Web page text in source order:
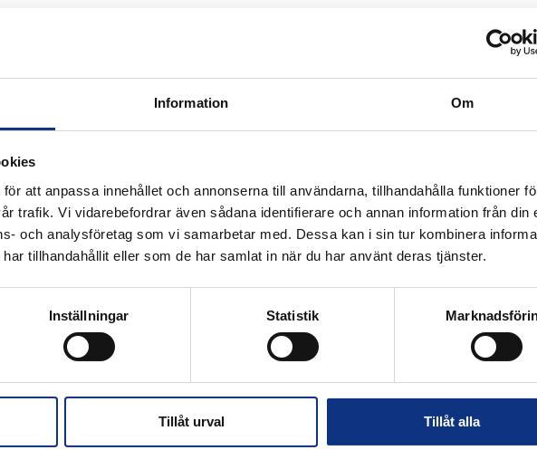
Information Om
att anpassa innehållet och annonserna till användarna, tillhandahålla funktioner
trafik. Vi vidarebefordrar även sådana identifierare och annan information från din
och analysföretag som vi samarbetar med. Dessa kan i sin tur kombinera
tillhandahållit eller som de har samlat in när du har använt deras tjänster.
Inställningar Statistik
Tillåt urval Tillåt alla
therm. 1
för industriautomation. Vi är stolta
Hannifin och certifierad distributör
priser visas i SEK. Stabe innehar